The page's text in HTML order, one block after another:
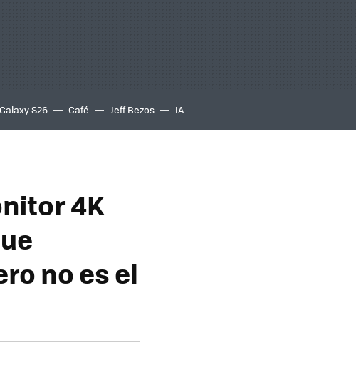
S26 Café Jeff Bezos IA
4K
no es el